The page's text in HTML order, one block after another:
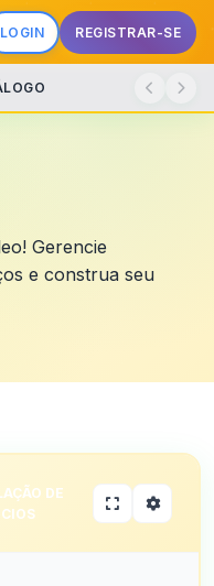
LOGIN REGISTRAR-SE
Gerencie
e construa seu
DE